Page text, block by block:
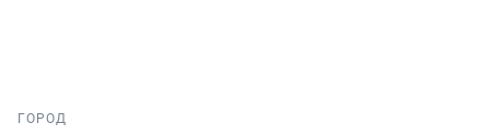
ГОРОД